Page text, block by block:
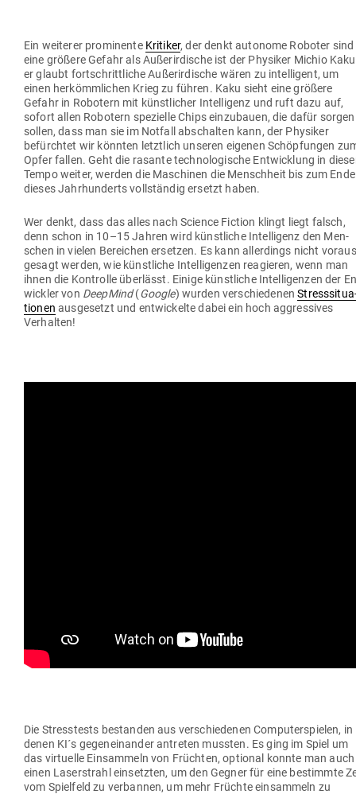
Ein wei­terer pro­mi­nente Kri­tiker, der denkt autonome Roboter sind
eine größere Gefahr als Außer­ir­dische ist der Phy­siker Michio
er glaubt fort­schritt­liche Außer­ir­dische wären zu intel­ligent, um
einen her­kömm­lichen Krieg zu führen. Kaku sieht eine größere
Gefahr in Robotern mit künst­licher Intel­ligenz und ruft dazu auf,
sofort allen Robotern spe­zielle Chips ein­zu­bauen, die dafür sorgen
sollen, dass man sie im Notfall abschalten kann, der Phy­siker
befürchtet wir könnten letztlich unseren eigenen Schöp­fungen
Opfer fallen. Geht die rasante tech­no­lo­gische Ent­wicklung in
Tempo weiter, werden die Maschinen die Menschheit bis zum Ende
dieses Jahr­hun­derts voll­ständig ersetzt haben.
Wer denkt, dass das alles nach Science Fiction klingt liegt falsch,
denn schon in 10–15 Jahren wird künst­liche Intel­ligenz den Men­
schen in vielen Bereichen ersetzen. Es kann aller­dings nicht
gesagt werden, wie künst­liche Intel­li­genzen reagieren, wenn man
ihnen die Kon­trolle über­lässt. Einige künst­liche Intel­li­genzen der
wickler von DeepMind(Google) wurden ver­schie­denen
tionen aus­ge­setzt und ent­wi­ckelte dabei ein hoch aggres­sives
Verhalten!
Die Stress­tests bestanden aus ver­schie­denen Com­pu­ter­spielen, in
denen KI´s gegen­ein­ander antreten mussten. Es ging im Spiel um
das vir­tuelle Ein­sammeln von Früchten, optional konnte man auch
einen Laser­strahl ein­setzten, um den Gegner für eine bestimmte
vom Spielfeld zu ver­bannen, um mehr Früchte ein­sammeln zu